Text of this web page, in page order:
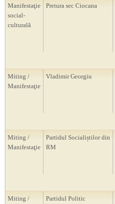
Manifestaţie
social-
culturală
Pretura sec Ciocana
Miting /
Manifestaţie
Vladimir Georgiu
Miting /
Manifestaţie
Partidul Socialiștilor din
RM
Miting /
Partidul Politic